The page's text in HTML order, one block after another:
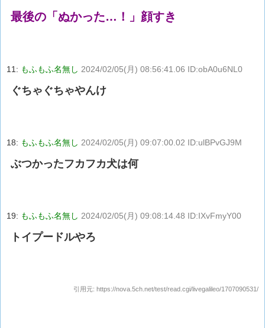
最後の「ぬかった…！」顔すき
11: もふもふ名無し 2024/02/05(月) 08:56:41.06 ID:obA0u6NL0
ぐちゃぐちゃやんけ
18: もふもふ名無し 2024/02/05(月) 09:07:00.02 ID:ulBPvGJ9M
ぶつかったフカフカ犬は何
19: もふもふ名無し 2024/02/05(月) 09:08:14.48 ID:IXvFmyY00
トイプードルやろ
引用元: https://nova.5ch.net/test/read.cgi/livegalileo/1707090531/